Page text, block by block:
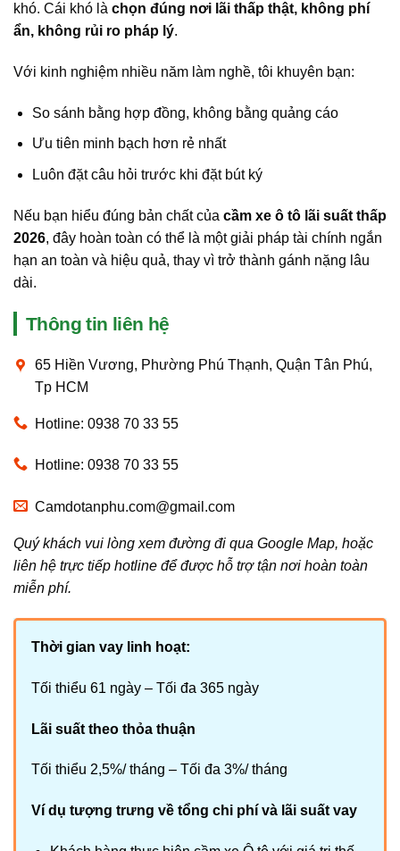
khó. Cái khó là chọn đúng nơi lãi thấp thật, không phí
ẩn, không rủi ro pháp lý.
Với kinh nghiệm nhiều năm làm nghề, tôi khuyên bạn:
So sánh bằng hợp đồng, không bằng quảng cáo
Ưu tiên minh bạch hơn rẻ nhất
Luôn đặt câu hỏi trước khi đặt bút ký
Nếu bạn hiểu đúng bản chất của cầm xe ô tô lãi suất thấp
2026, đây hoàn toàn có thể là một giải pháp tài chính ngắn
hạn an toàn và hiệu quả, thay vì trở thành gánh nặng lâu
dài.
Thông tin liên hệ
65 Hiền Vương, Phường Phú Thạnh, Quận Tân Phú,
Tp HCM
Hotline: 0938 70 33 55
Hotline: 0938 70 33 55
Camdotanphu.com@gmail.com
Quý khách vui lòng xem đường đi qua Google Map, hoặc
liên hệ trực tiếp hotline để được hỗ trợ tận nơi hoàn toàn
miễn phí.
Thời gian vay linh hoạt:
Tối thiểu 61 ngày – Tối đa 365 ngày
Lãi suất theo thỏa thuận
Tối thiểu 2,5%/ tháng – Tối đa 3%/ tháng
Ví dụ tượng trưng về tổng chi phí và lãi suất vay